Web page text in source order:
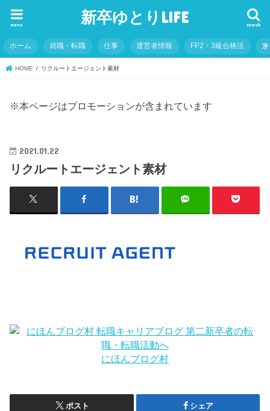
新卒ゆとりLIFE search
menu
ホーム 就職・転職 仕事 運営者情報 FP2・3級合格法
HOME リクルートエージェント素材
※本ページはプロモーションが含まれています
2021.01.22
リクルートエージェント素材
にほんブログ村
ポスト シェア